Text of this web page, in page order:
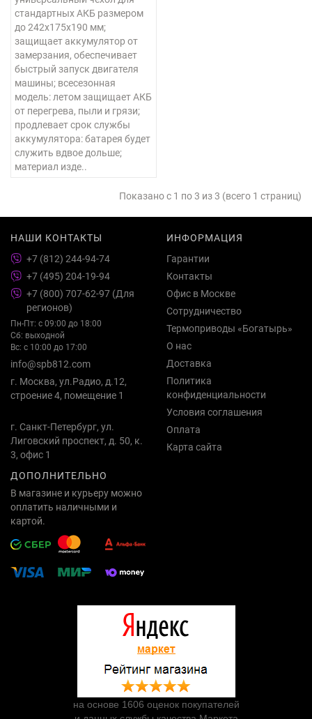
стандартных АКБ размером
до 242х175х190 мм;
защищает аккумулятор от
замерзания, обеспечивает
быстрый запуск двигателя
машины; всесезонная
модель: летом защищает АКБ
от перегрева, пыли и грязи;
продлевает срок службы
аккумулятора: батарея будет
служить вдвое дольше;
материал изде..
Показано с 1 по 3 из 3 (всего 1 страниц)
НАШИ КОНТАКТЫ
+7 (812) 244-94-74
+7 (495) 204-19-94
+7 (800) 707-62-97 (Для
регионов)
Пн-Пт: с 09:00 до 18:00
Сб: выходной
Вс: с 10:00 до 17:00
info@spb812.com
г. Москва, ул.Радио, д.12,
строение 4, помещение 1
г. Санкт-Петербург, ул.
Лиговский проспект, д. 50, к.
3, офис 1
ИНФОРМАЦИЯ
Гарантии
Контакты
Офис в Москве
Сотрудничество
Термоприводы «Богатырь»
О нас
Доставка
Политика
конфиденциальности
Условия соглашения
Оплата
Карта сайта
ДОПОЛНИТЕЛЬНО
В магазине и курьеру можно
оплатить наличными и
картой.
на основе 1606 оценок покупателей